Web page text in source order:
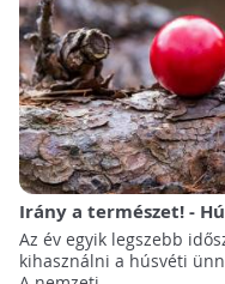
Irány a természet! -
Az év egyik legszebb
kihasználni a húsvéti